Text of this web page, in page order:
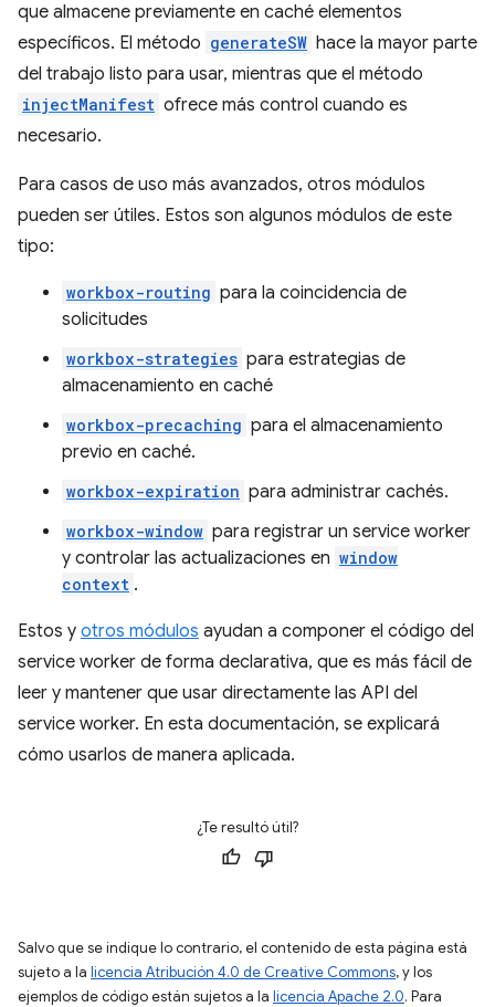
que almacene previamente en caché elementos
específicos. El método generateSW hace la mayor parte
del trabajo listo para usar, mientras que el método
injectManifest ofrece más control cuando es
necesario.
Para casos de uso más avanzados, otros módulos
pueden ser útiles. Estos son algunos módulos de este
tipo:
workbox-routing para la coincidencia de
solicitudes
workbox-strategies para estrategias de
almacenamiento en caché
workbox-precaching para el almacenamiento
previo en caché.
workbox-expiration para administrar cachés.
workbox-window para registrar un service worker
y controlar las actualizaciones en window
context .
Estos y otros módulos ayudan a componer el código del
service worker de forma declarativa, que es más fácil de
leer y mantener que usar directamente las API del
service worker. En esta documentación, se explicará
cómo usarlos de manera aplicada.
¿Te resultó útil?
Salvo que se indique lo contrario, el contenido de esta página está
sujeto a la licencia Atribución 4.0 de Creative Commons, y los
ejemplos de código están sujetos a la licencia Apache 2.0. Para